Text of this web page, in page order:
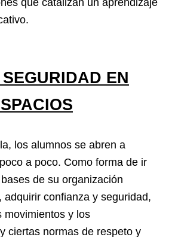
que catalizan un aprendizaje
EN
los alumnos se abren a
a poco. Como forma de ir
de su organización
adquirir confianza y seguridad,
movimientos y los
ciertas normas de respeto y